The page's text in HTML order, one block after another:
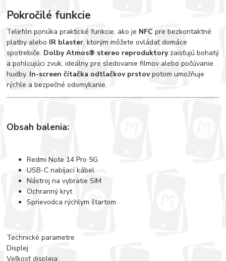
Pokročilé funkcie
Telefón ponúka praktické funkcie, ako je NFC pre bezkontaktné
platby alebo IR blaster, ktorým môžete ovládať domáce
spotrebiče. Dolby Atmos® stereo reproduktoryzaisťujú bohatý
a pohlcujúci zvuk, ideálny pre sledovanie filmov alebo počúvanie
hudby. In-screen čítačka odtlačkov prstovpotom umožňuje
rýchle a bezpečné odomykanie.
Obsah balenia:
Redmi Note 14 Pro 5G
USB-C nabíjací kábel
Nástroj na vybratie SIM
Ochranný kryt
Sprievodca rýchlym štartom
Technické parametre
Displej
Veľkosť displeja: